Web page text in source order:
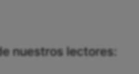
nuestros lectores: